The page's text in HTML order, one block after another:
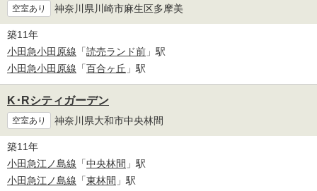
空室あり 神奈川県川崎市麻生区多摩美
築11年
小田急小田原線 「読売ランド前 」駅
小田急小田原線 「百合ヶ丘 」駅
K･Rシティガーデン
空室あり 神奈川県大和市中央林間
築11年
小田急江ノ島線 「中央林間 」駅
小田急江ノ島線 「東林間 」駅